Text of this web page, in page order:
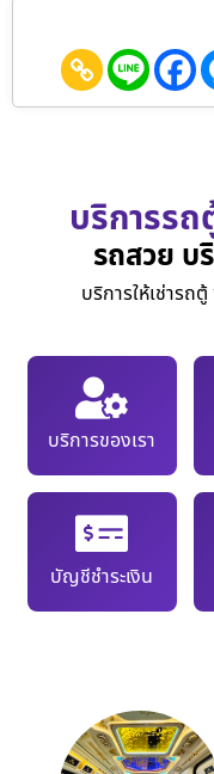
บริการร
รถสวย บ
บริการให้เช่าร
บริการของเรา
บัญชีชำระเงิน